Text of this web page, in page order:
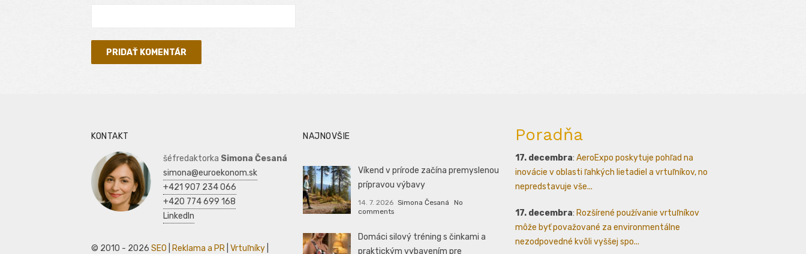
KONTAKT
šéfredaktorka Simona Česaná
simona@euroekonom.sk
+421 907 234 066
+420 774 699 168
LinkedIn
© 2010 - 2026 SEO Reklama a PR Vrtuľníky
NAJNOVŠIE
Víkend v prírode začína premyslenou
prípravou výbavy
14. 7. 2026 Simona Česaná
No
comments
Domáci silový tréning s činkami a
praktickým vybavením pre
Poradňa
17. decembra: AeroExpo poskytuje pohľad na
inovácie v oblasti ľahkých lietadiel a vrtuľníkov, no
nepredstavuje vše...
17. decembra: Rozšírené používanie vrtuľníkov
môže byť považované za environmentálne
nezodpovedné kvôli vyššej spo...